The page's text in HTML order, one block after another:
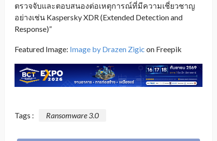
ตรวจจับและตอบสนองต่อเหตุการณ์ที่มีความเชี่ยวชาญ
อย่างเช่น Kaspersky XDR (Extended Detection and
Response)”
Featured Image: Image by Drazen Zigic on Freepik
Tags : Ransomware 3.0